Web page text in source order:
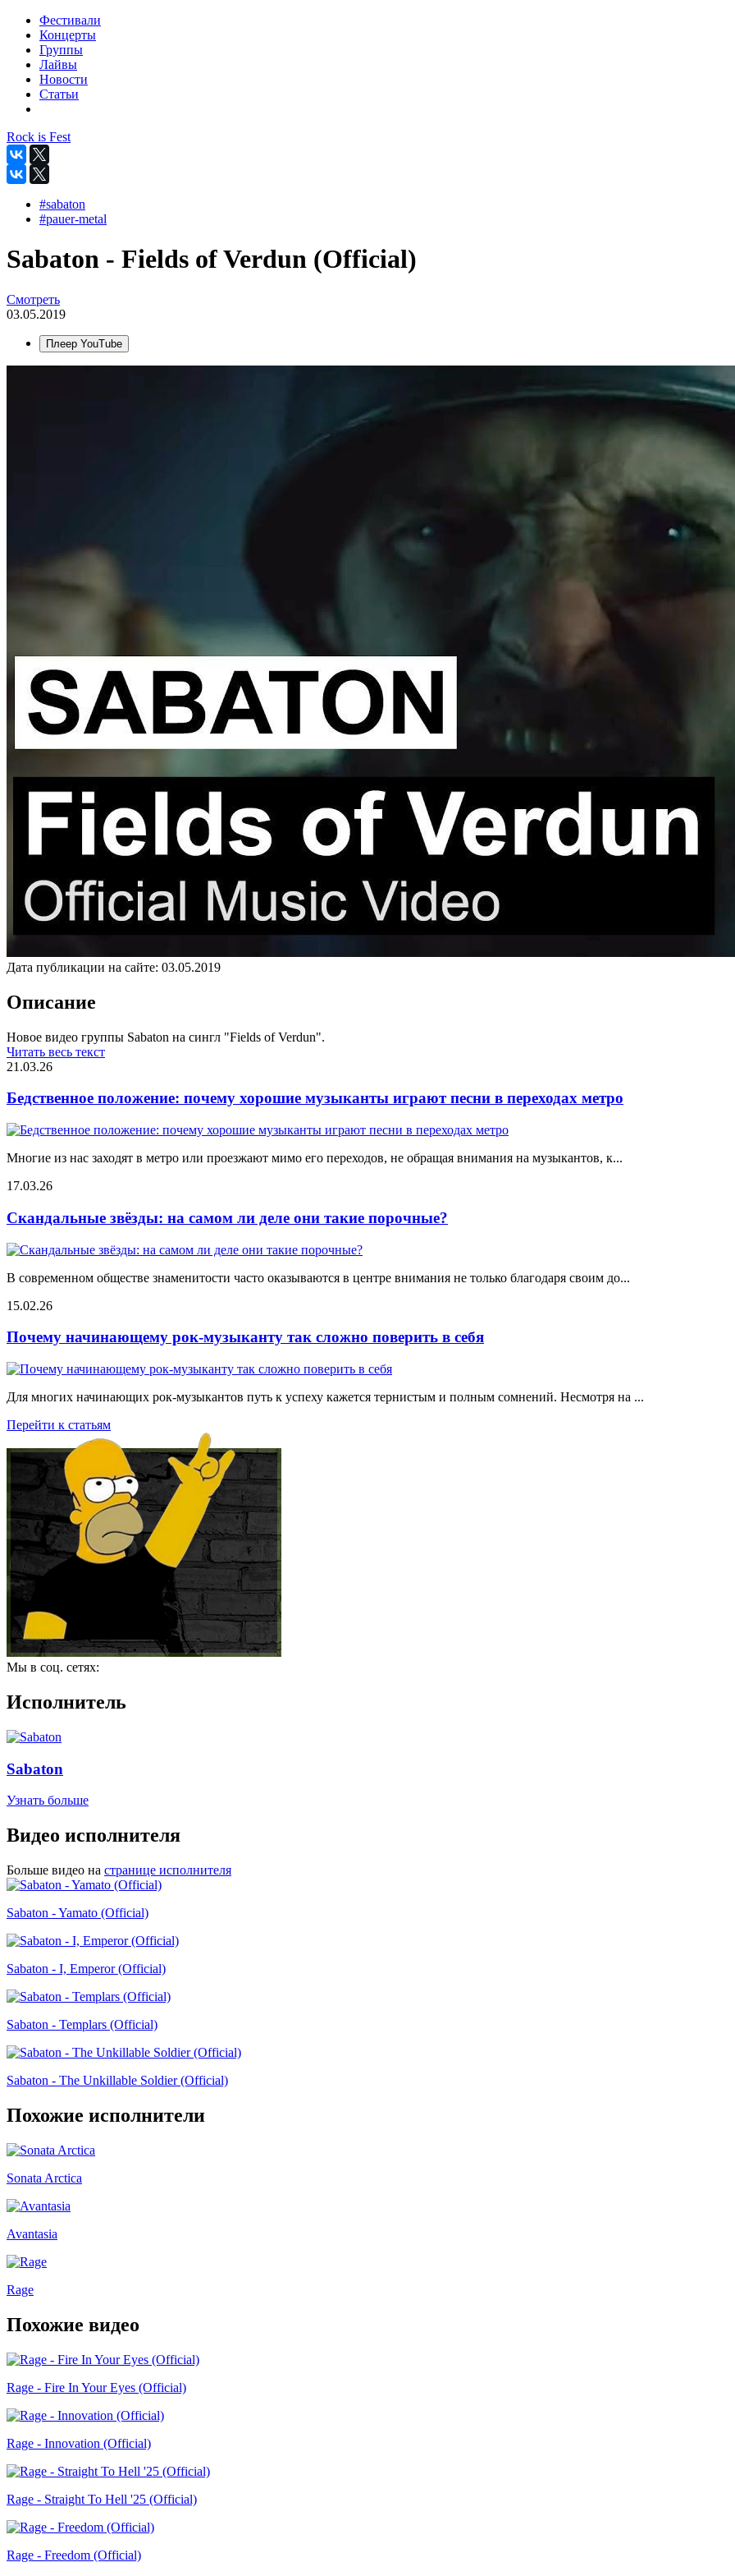
Фестивали
Концерты
Группы
Лайвы
Новости
Статьи
Rock is Fest
#sabaton
#pauer-metal
Sabaton - Fields of Verdun (Official)
Смотреть
03.05.2019
Плеер YouTube
Дата публикации на сайте: 03.05.2019
Описание
Новое видео группы Sabaton на сингл "Fields of Verdun".
Читать весь текст
21.03.26
Бедственное положение: почему хорошие музыканты играют песни в переходах метро
Многие из нас заходят в метро или проезжают мимо его переходов, не обращая внимания на музыкантов, к...
17.03.26
Скандальные звёзды: на самом ли деле они такие порочные?
В современном обществе знаменитости часто оказываются в центре внимания не только благодаря своим до...
15.02.26
Почему начинающему рок-музыканту так сложно поверить в себя
Для многих начинающих рок-музыкантов путь к успеху кажется тернистым и полным сомнений. Несмотря на ...
Перейти к статьям
Мы в соц. сетях:
Исполнитель
Sabaton
Узнать больше
Видео исполнителя
Больше видео на странице исполнителя
Sabaton - Yamato (Official)
Sabaton - I, Emperor (Official)
Sabaton - Templars (Official)
Sabaton - The Unkillable Soldier (Official)
Похожие исполнители
Sonata Arctica
Avantasia
Rage
Похожие видео
Rage - Fire In Your Eyes (Official)
Rage - Innovation (Official)
Rage - Straight To Hell '25 (Official)
Rage - Freedom (Official)